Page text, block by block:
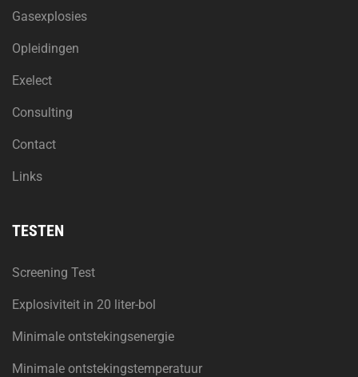
Gasexplosies
Opleidingen
Exelect
Consulting
Contact
Links
TESTEN
Screening Test
Explosiviteit in 20 liter-bol
Minimale ontstekingsenergie
Minimale ontstekingstemperatuur